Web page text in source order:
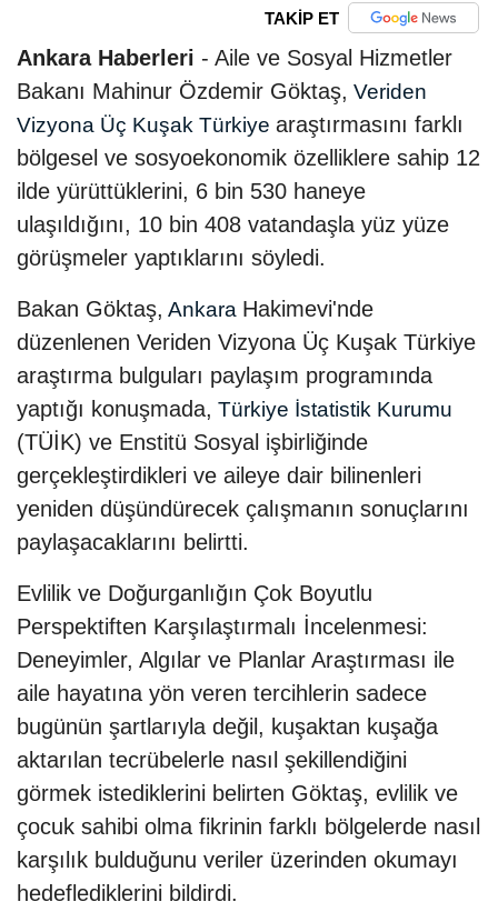
TAKİP ET
Ankara Haberleri - Aile ve Sosyal Hizmetler
Bakanı Mahinur Özdemir Göktaş, Veriden
Vizyona Üç Kuşak Türkiye araştırmasını farklı
bölgesel ve sosyoekonomik özelliklere sahip 12
ilde yürüttüklerini, 6 bin 530 haneye
ulaşıldığını, 10 bin 408 vatandaşla yüz yüze
görüşmeler yaptıklarını söyledi.
Bakan Göktaş, Ankara Hakimevi'nde
düzenlenen Veriden Vizyona Üç Kuşak Türkiye
araştırma bulguları paylaşım programında
yaptığı konuşmada, Türkiye İstatistik Kurumu
(TÜİK) ve Enstitü Sosyal işbirliğinde
gerçekleştirdikleri ve aileye dair bilinenleri
yeniden düşündürecek çalışmanın sonuçlarını
paylaşacaklarını belirtti.
Evlilik ve Doğurganlığın Çok Boyutlu
Perspektiften Karşılaştırmalı İncelenmesi:
Deneyimler, Algılar ve Planlar Araştırması ile
aile hayatına yön veren tercihlerin sadece
bugünün şartlarıyla değil, kuşaktan kuşağa
aktarılan tecrübelerle nasıl şekillendiğini
görmek istediklerini belirten Göktaş, evlilik ve
çocuk sahibi olma fikrinin farklı bölgelerde nasıl
karşılık bulduğunu veriler üzerinden okumayı
hedeflediklerini bildirdi.